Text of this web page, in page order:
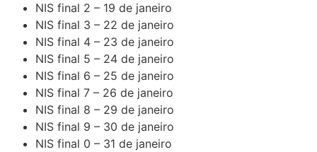
NIS final 2 – 19 de janeiro
NIS final 3 – 22 de janeiro
NIS final 4 – 23 de janeiro
NIS final 5 – 24 de janeiro
NIS final 6 – 25 de janeiro
NIS final 7 – 26 de janeiro
NIS final 8 – 29 de janeiro
NIS final 9 – 30 de janeiro
NIS final 0 – 31 de janeiro